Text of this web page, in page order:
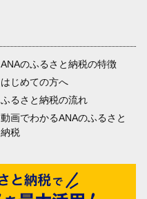
ANAのふるさと納税の特徴
はじめての方へ
ふるさと納税の流れ
動画でわかるANAのふるさと
納税